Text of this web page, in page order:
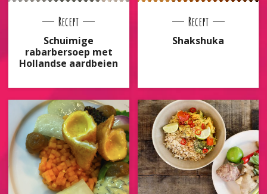
Recept
Schuimige
rabarbersoep met
Hollandse aardbeien
Recept
Shakshuka